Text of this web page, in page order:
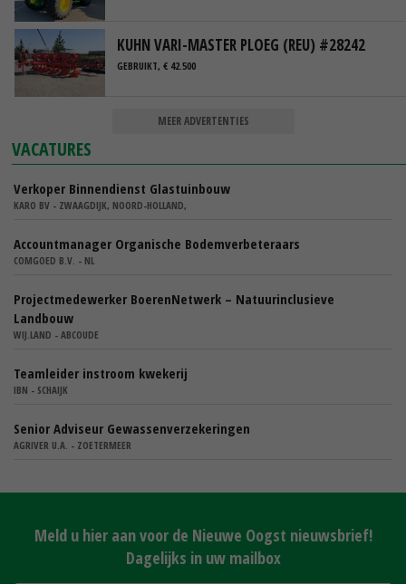
KUHN VARI-MASTER PLOEG (REU) #28242
GEBRUIKT, € 42.500
MEER ADVERTENTIES
VACATURES
Verkoper Binnendienst Glastuinbouw
KARO BV - ZWAAGDIJK, NOORD-HOLLAND,
Accountmanager Organische Bodemverbeteraars
COMGOED B.V. - NL
Projectmedewerker BoerenNetwerk – Natuurinclusieve
Landbouw
WIJ.LAND - ABCOUDE
Teamleider instroom kwekerij
IBN - SCHAIJK
Senior Adviseur Gewassenverzekeringen
AGRIVER U.A. - ZOETERMEER
Meld u hier aan voor de Nieuwe Oogst nieuwsbrief!
Dagelijks in uw mailbox